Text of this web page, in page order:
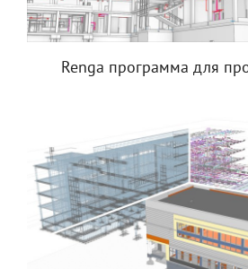
Renga программа для